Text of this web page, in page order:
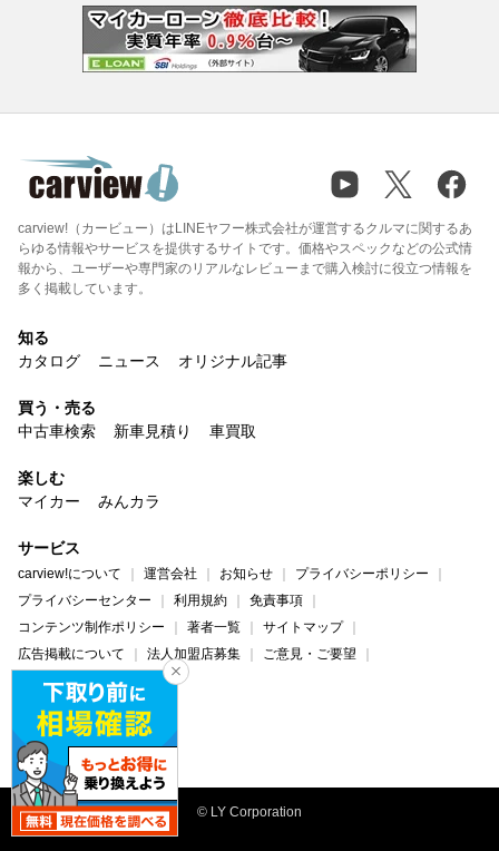
carview!（カービュー）はLINEヤフー株式会社が運営するクルマに関するあ
らゆる情報やサービスを提供するサイトです。価格やスペックなどの公式情
報から、ユーザーや専門家のリアルなレビューまで購入検討に役立つ情報を
多く掲載しています。
知る
カタログ
ニュース オリジナル記事
買う・売る
中古車検索
新車見積り 車買取
楽しむ
マイカー
みんカラ
サービス
carview!について 運営会社 お知らせ
プライバシーポリシー
プライバシーセンター
利用規約
免責事項
コンテンツ制作ポリシー
著者一覧
サイトマップ
広告掲載について
法人加盟店募集
ご意見・ご要望
ヘルプ・お問い合わせ
carview! Yahoo! JAPAN
© LY Corporation